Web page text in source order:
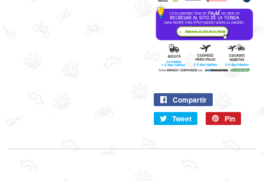
Compartir
en
Facebook
Tweet
CompartirPin